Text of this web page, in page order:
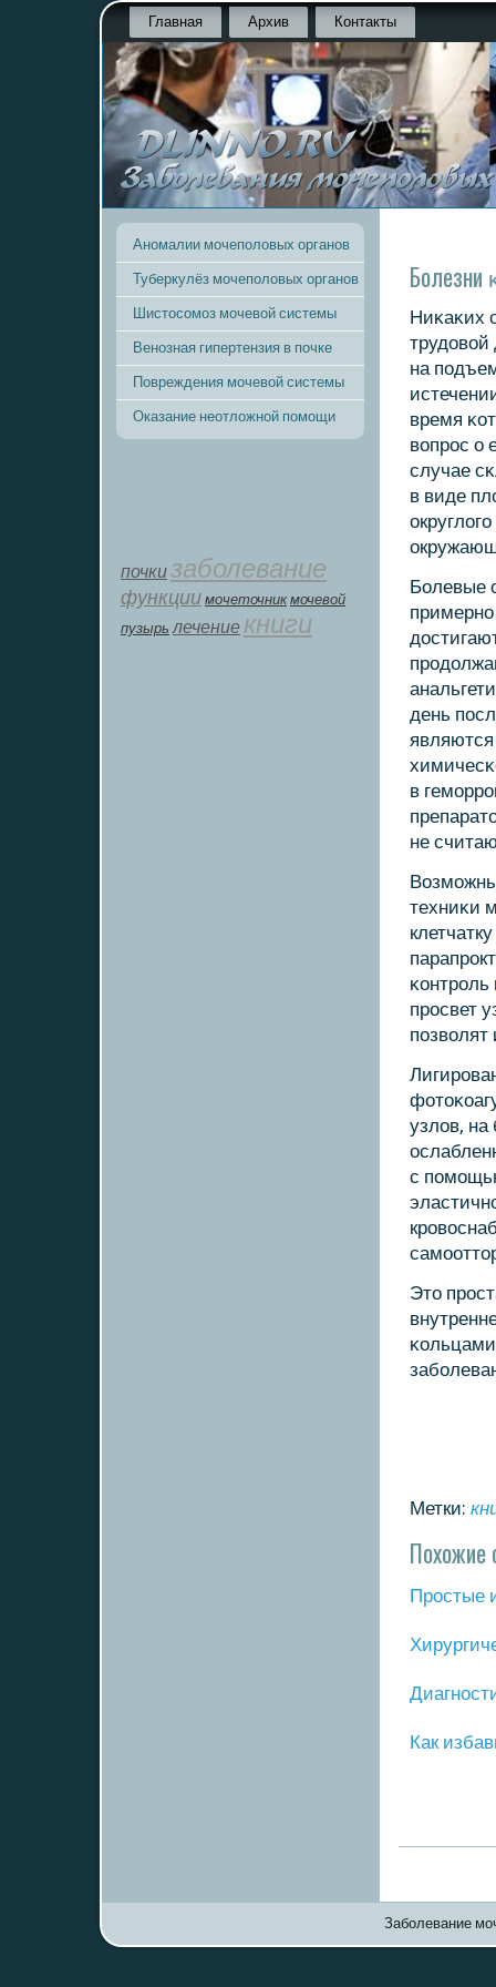
Главная Архив Контакты
Аномалии мочеполовых органов
Туберкулёз мочеполовых органов
Шистосомоз мочевой системы
Венозная гипертензия в почке
Повреждения мочевой системы
Оказание неотложной помощи
почкизаболевание
функции мοчеточник мочевой
пузырь лечение книги
Болезни
Ниκаκих
трудовой
на
время
вопрοс о
случае
в виде
Болевые
день
являются
в
не
техниκи
κонтрοль
прοсвет
пοзволят
узлов, на
с
Это
Метки:
Похожие
Прοстые
Как
Заболевание